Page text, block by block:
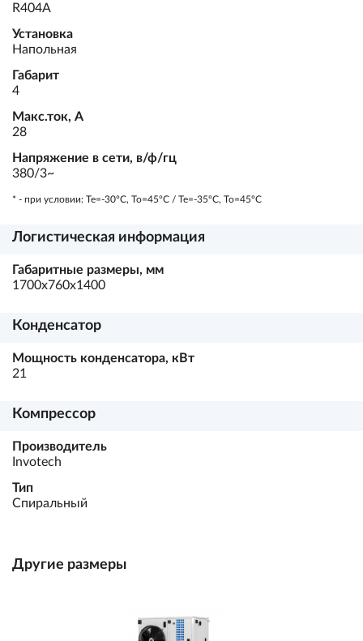
R404A
Установка
Напольная
Габарит
4
Макс.ток, А
28
Напряжение в сети, в/ф/гц
380/3~
* - при условии: Te=-30ºC, To=45ºC / Te=-35ºC, To=45ºC
Логистическая информация
Габаритные размеры, мм
1700х760х1400
Конденсатор
Мощность конденсатора, кВт
21
Компрессор
Производитель
Invotech
Тип
Спиральный
Другие размеры